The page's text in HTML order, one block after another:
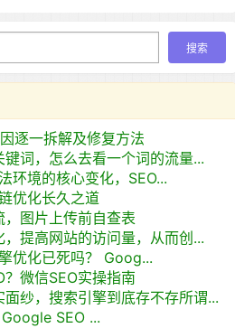
逐一拆解及修复方法
键词，怎么去看一个词的流量...
环境的核心变化，SEO...
优化长久之道
图片上传前自查表
，提高网站的访问量，从而创...
优化已死吗？ Goog...
微信SEO实操指南
纱，搜索引擎到底存不存所谓...
SEO ...